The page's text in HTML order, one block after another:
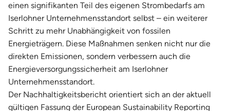
einen signifikanten Teil des eigenen Strombedarfs am
Iserlohner Unternehmensstandort selbst – ein weiterer
Schritt zu mehr Unabhängigkeit von fossilen
Energieträgern. Diese Maßnahmen senken nicht nur die
direkten Emissionen, sondern verbessern auch die
Energieversorgungssicherheit am Iserlohner
Unternehmensstandort.
Der Nachhaltigkeitsbericht orientiert sich an der aktuell
gültigen Fassung der European Sustainability Reporting